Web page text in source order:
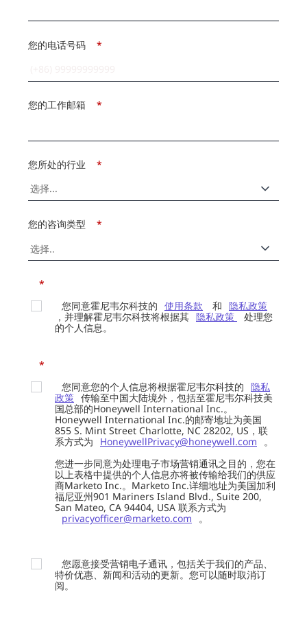
*
您的电话号码
*
您的工作邮箱
*
您所处的行业
*
您的咨询类型
*
您同意霍尼韦尔科技的 使用条款 和 隐私政策
，并理解霍尼韦尔科技将根据其 隐私政策
处理您
的个人信息。
*
您同意您的个人信息将根据霍尼韦尔科技的 隐私
政策 传输至中国大陆境外，包括至霍尼韦尔科技美
国总部的Honeywell International Inc.。
Honeywell International Inc.的邮寄地址为美国
855 S. Mint Street Charlotte, NC 28202, US，联
系方式为
HoneywellPrivacy@honeywell.com
。
您进一步同意为处理电子市场营销通讯之目的，您在
以上表格中提供的个人信息亦将被传输给我们的供应
商Marketo Inc.。Marketo Inc.详细地址为美国加利
福尼亚州901 Mariners Island Blvd., Suite 200,
San Mateo, CA 94404, USA 联系方式为
privacyofficer@marketo.com
。
您愿意接受营销电子通讯，包括关于我们的产品、
特价优惠、新闻和活动的更新。您可以随时取消订
阅。